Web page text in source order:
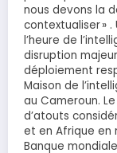
nous devons la
contextualiser »
l’heure de
disruption
déploiement
Maison de
au Cameroun.
d’atouts
et en Afrique en
Banque